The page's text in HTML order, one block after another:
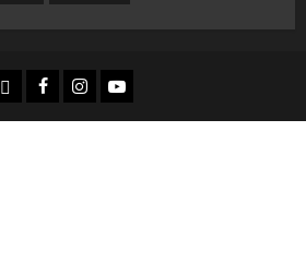
доwнлоад
Фацебоок
Инстаграм
Yоутубе